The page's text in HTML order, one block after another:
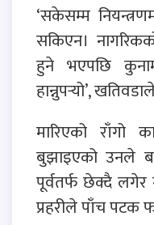
‘सकेसम्म
सकिएन।
हुने भएपछि
हान्नुपर्‍यो’,
मारिएको राँगो
बुझाइएको उनले
पूर्वतर्फ छेक्दै लगेर
प्रहरीले पाँच पटक